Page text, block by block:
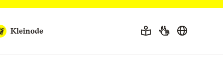
Kleinode